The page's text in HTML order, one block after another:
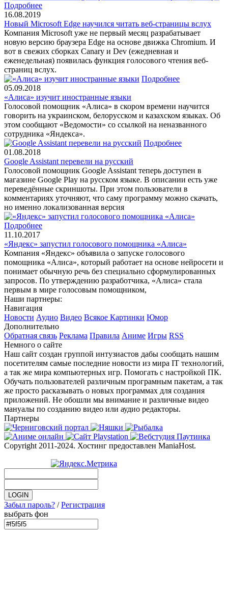
Подробнее
16.08.2019
Новый Microsoft Edge научился читать веб-страницы вслух
Компания Microsoft уже не первый месяц разрабатывает
новую версию браузера Edge на основе движка Chromium. И
вот в свежих сборках Canary и Dev (ежедневная и
еженедельная) появилась функция голосового чтения веб-
страниц вслух.
Подробнее
05.09.2018
«Алиса» изучит иностранные языки
Голосовой помощник «Алиса» в скором времени научится
говорить на украинском, белорусском и казахском языках. Об
этом сообщают «Ведомости» со ссылкой на неназванного
сотрудника «Яндекса».
Подробнее
01.08.2018
Google Assistant перевели на русский
Голосовой помощник Google Assistant теперь доступен в
магазине Google Play на русском языке. В описании есть уже
переведённые скриншоты. При этом пользователи в
комментариях уточняют, что саму программу можно скачать,
но именно локализованная версия
Подробнее
11.10.2017
«Яндекс» запустил голосового помощника «Алиса»
Компания «Яндекс» объявила о запуске голосового
помощника «Алиса», который работает на основе нейросети и
понимает обычную речь без специально сформулированных
запросов. По утверждению разработчика, «Алиса» стала
первым в мире голосовым помощником,
Наши партнеры:
Навигация
Новости Аудио Видео Всякое Картинки Юмор
Дополнительно
Обратная связь Реклама Правила Аниме Игры RSS
Немного о сайте
Наш сайт создан группой интузиастов дабы сообщать нашим
посетителям самые последние новости из мира IT технологий,
а так же мира компьютерных игр. Помогать с настройкой ПК.
Обучать пользователей различным програмным пакетам, а так
же просто расказывать о новых программах для создания
приложений. Не обошли мы внимание и различные видео
мануалы по созданию видео или аудио редакторы.
Партнеры
Copyright 2011-2024. Хостинг предоставлен ManiaHost.
Забыл пароль? /Регистрация
выбрать фон